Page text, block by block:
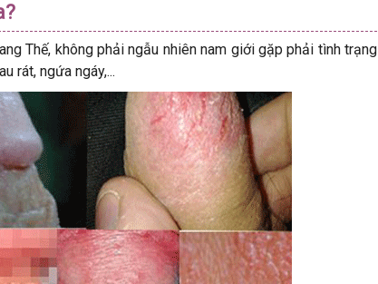
Thế, không phải ngẫu nhiên nam giới gặp phải tình trạng
rát, ngứa ngáy,...